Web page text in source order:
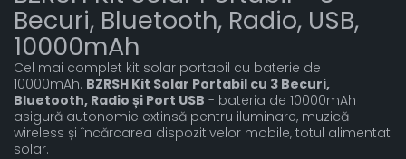
Becuri, Bluetooth, Radio, USB,
10000mAh
Cel mai complet kit solar portabil cu baterie de
10000mAh. BZRSH Kit Solar Portabil cu 3 Becuri,
Bluetooth, Radio și Port USB - bateria de 10000mAh
asigură autonomie extinsă pentru iluminare, muzică
wireless și încărcarea dispozitivelor mobile, totul alimentat
solar.